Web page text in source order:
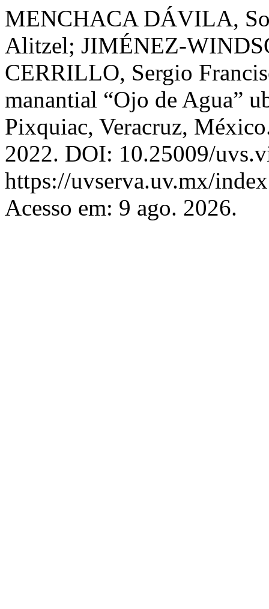
MENCHACA DÁVILA,
Alitzel; JIMÉNEZ-
CERRILLO, Sergio
manantial “Ojo de Agua”
Pixquiac, Veracruz,
2022. DOI: 10.25009/
https://uvserva.uv.mx/
Acesso em: 9 ago. 2026.